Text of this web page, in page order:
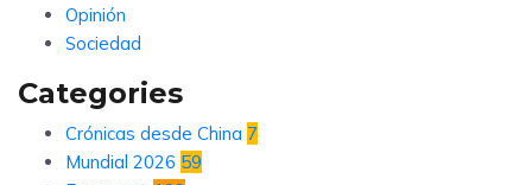
Opinión
Sociedad
Categories
Crónicas desde China 7
Mundial 2026 59